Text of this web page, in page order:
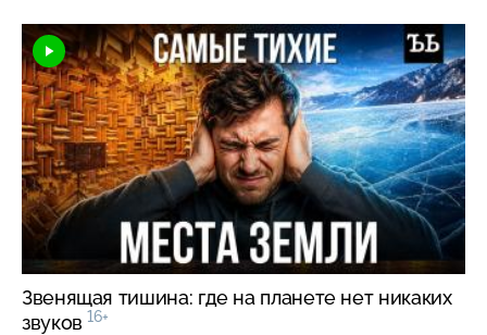
Звенящая тишина: где на планете нет никаких
звуков 16+